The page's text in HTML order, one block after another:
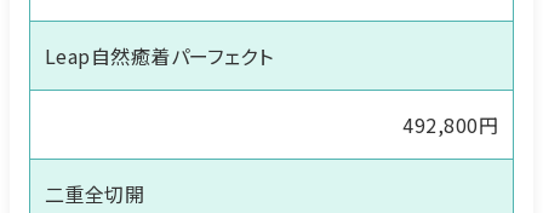
Leap自然癒着パーフェクト
492,800円
二重全切開